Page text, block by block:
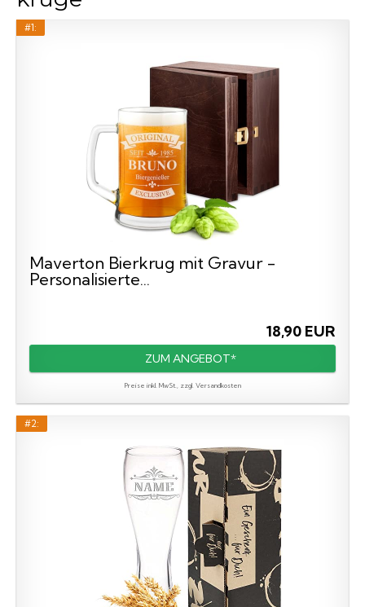
#1:
Maverton Bierkrug mit Gravur -
Personalisierte...
18,90 EUR
ZUM ANGEBOT*
Preise inkl. MwSt., zzgl. Versandkosten
#2: